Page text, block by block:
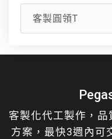
客製圓領T
客製化代工製作，
方案，最快3週內可